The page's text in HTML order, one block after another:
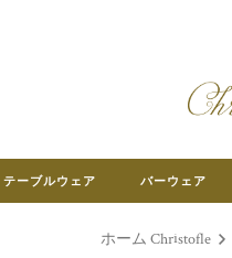
テーブルウェア バーウェア
ホーム Christofle